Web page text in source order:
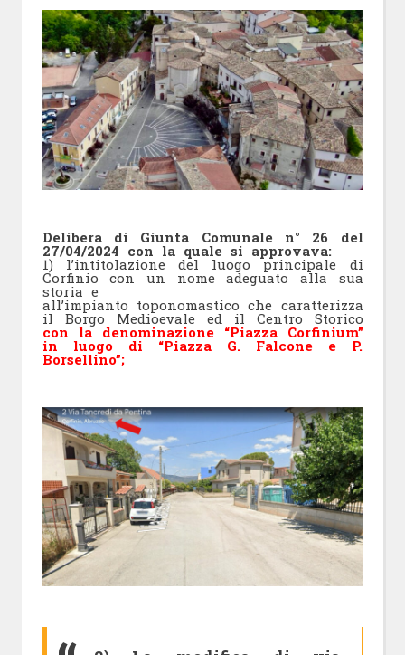
Delibera di Giunta Comunale n° 26 del
27/04/2024 con la quale si approvava:
1) l’intitolazione del luogo principale di
Corfinio con un nome adeguato alla sua
storia e
all’impianto toponomastico che caratterizza
il Borgo Medioevale ed il Centro Storico
con la denominazione “Piazza Corfinium”
in luogo di “Piazza G. Falcone e P.
Borsellino”;